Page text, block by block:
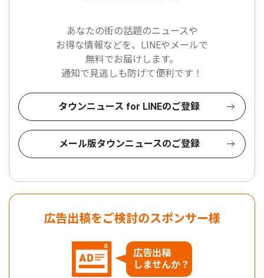
あなたの街の話題のニュースや
お得な情報などを、LINEやメールで
無料でお届けします。
通知で見逃しも防げて便利です！
タウンニュース for LINEのご登録
メール版タウンニュースのご登録
広告出稿をご検討のスポンサー様
広告出稿
しませんか？